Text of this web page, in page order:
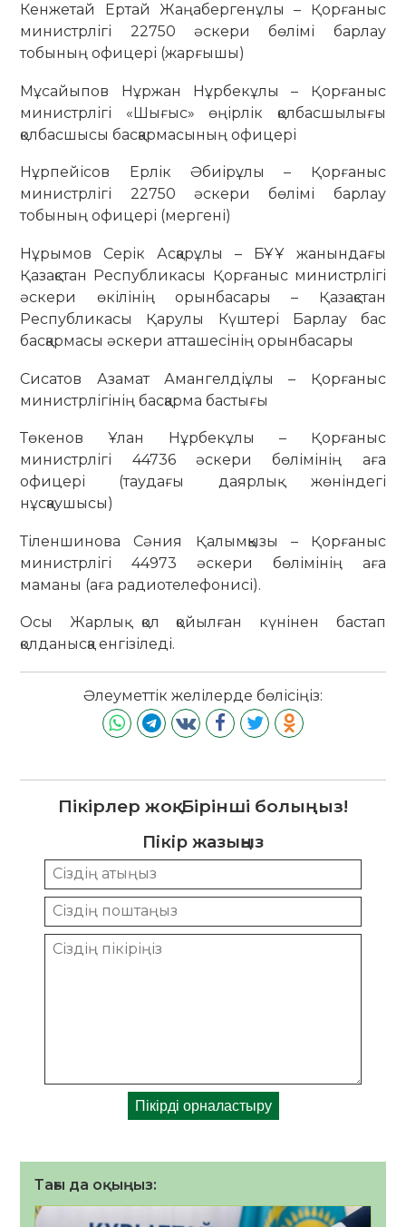
Кенжетай Ертай Жаңабергенұлы – Қорғаныс
министрлігі 22750 әскери бөлімі барлау
тобының офицері (жарғышы)
Мұсайыпов Нұржан Нұрбекұлы – Қорғаныс
министрлігі «Шығыс» өңірлік қолбасшылығы
қолбасшысы басқармасының офицері
Нұрпейісов Ерлік Әбиірұлы – Қорғаныс
министрлігі 22750 әскери бөлімі барлау
тобының офицері (мергені)
Нұрымов Серік Асқарұлы – БҰҰ жанындағы
Қазақстан Республикасы Қорғаныс министрлігі
әскери өкілінің орынбасары – Қазақстан
Республикасы Қарулы Күштері Барлау бас
басқармасы әскери атташесінің орынбасары
Сисатов Азамат Амангелдіұлы – Қорғаныс
министрлігінің басқарма бастығы
Төкенов Ұлан Нұрбекұлы – Қорғаныс
министрлігі 44736 әскери бөлімінің аға
офицері (таудағы даярлық жөніндегі
нұсқаушысы)
Тіленшинова Сәния Қалымқызы – Қорғаныс
министрлігі 44973 әскери бөлімінің аға
маманы (аға радиотелефонисі).
Осы Жарлық қол қойылған күнінен бастап
қолданысқа енгізіледі.
Әлеуметтік желілерде бөлісіңіз:
Пікірлер жоқ. Бірінші болыңыз!
Пікір жазыңыз
Тағы да оқыңыз: